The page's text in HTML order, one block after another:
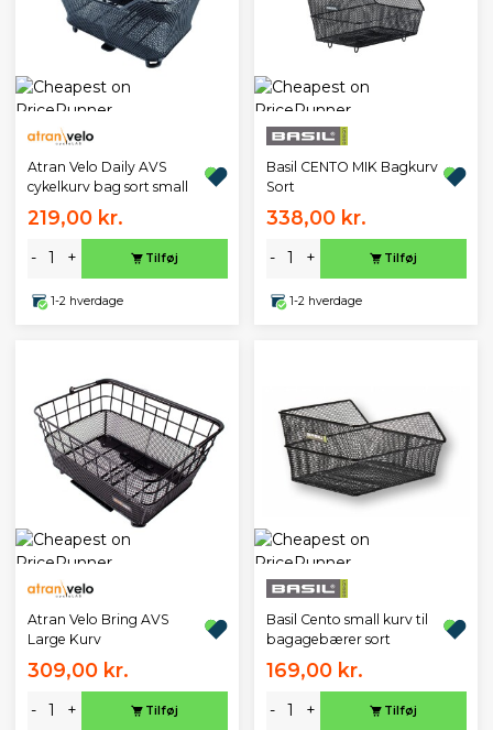
Atran Velo Daily AVS
cykelkurv bag sort small
219,00 kr.
- + Tilføj
1-2 hverdage
Basil CENTO MIK Bagkurv
Sort
338,00 kr.
- + Tilføj
1-2 hverdage
Atran Velo Bring AVS
Large Kurv
309,00 kr.
- + Tilføj
Basil Cento small kurv til
bagagebærer sort
169,00 kr.
- + Tilføj